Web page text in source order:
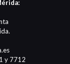
y 7712